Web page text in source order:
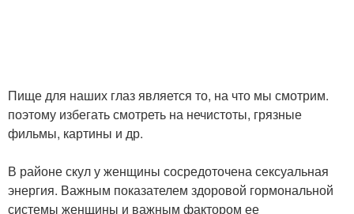
Пище для наших глаз является то, на что мы смотрим.
поэтому избегать смотреть на нечистоты, грязные
фильмы, картины и др.
В районе скул у женщины сосредоточена сексуальная
энергия. Важным показателем здоровой гормональной
системы женщины и важным фактором ее